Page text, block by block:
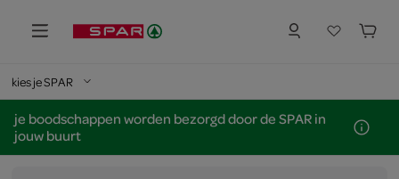
kies je SPAR
je boodschappen worden bezorgd door de SPAR in
jouw buurt